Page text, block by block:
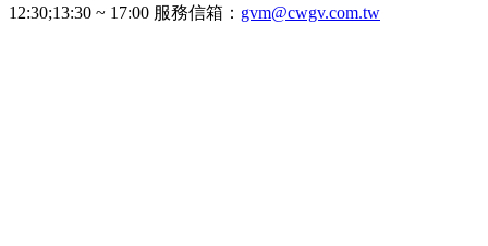
12:30;13:30 ~ 17:00 服務信箱： gvm@cwgv.com.tw